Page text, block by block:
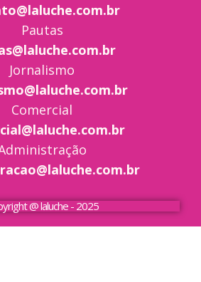
Pautas
Jornalismo
Comercial
@ laluche - 2025